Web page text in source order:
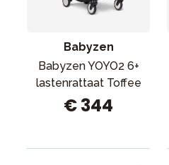
Babyzen
Babyzen YOYO2 6+
lastenrattaat Toffee
€ 344